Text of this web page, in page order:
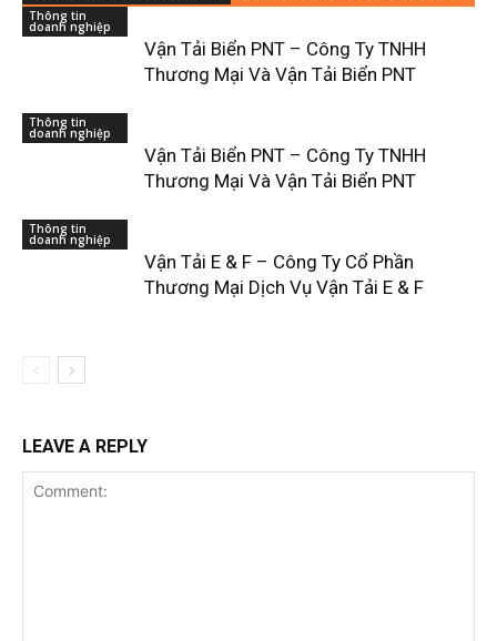
Thông tin
doanh nghiệp
Vận Tải Biển PNT – Công Ty TNHH
Thương Mại Và Vận Tải Biển PNT
Thông tin
doanh nghiệp
Vận Tải Biển PNT – Công Ty TNHH
Thương Mại Và Vận Tải Biển PNT
Thông tin
doanh nghiệp
Vận Tải E & F – Công Ty Cổ Phần
Thương Mại Dịch Vụ Vận Tải E & F
LEAVE A REPLY